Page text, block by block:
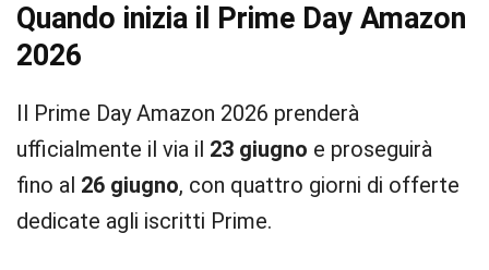
Quando inizia il Prime Day Amazon
2026
Il Prime Day Amazon 2026 prenderà
ufficialmente il via il 23 giugno e proseguirà
fino al 26 giugno, con quattro giorni di offerte
dedicate agli iscritti Prime.